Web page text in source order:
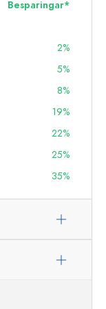
Besparingar*
2%
5%
8%
19%
22%
25%
35%